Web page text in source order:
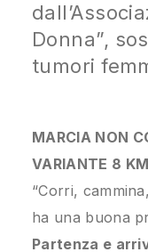
Donna”,
tumori
MARCIA NON
VARIANTE 8 KM
“Corri,
ha una buona
Partenza e